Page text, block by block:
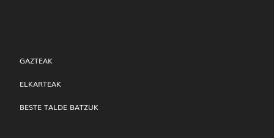
GAZTEAK
ELKARTEAK
BESTE TALDE BATZUK